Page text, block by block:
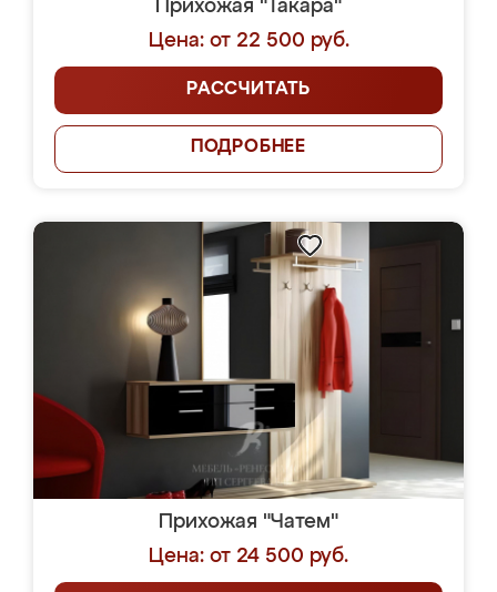
Прихожая "Такара"
Цена: от 22 500 руб.
РАССЧИТАТЬ
ПОДРОБНЕЕ
Прихожая "Чатем"
Цена: от 24 500 руб.